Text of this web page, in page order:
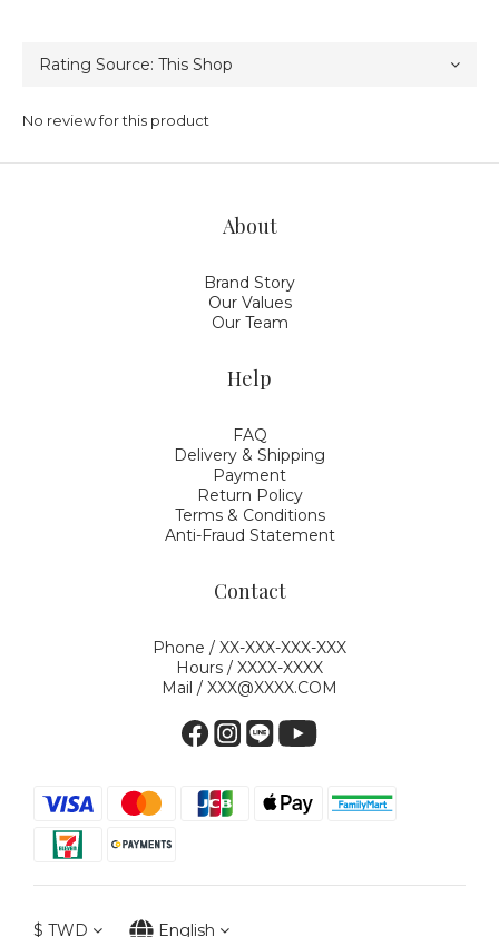
No review for this product
About
Brand Story
Our Values
Our Team
Help
FAQ
Delivery & Shipping
Payment
Return Policy
Terms & Conditions
Anti-Fraud Statement
Contact
Phone / XX-XXX-XXX-XXX
Hours / XXXX-XXXX
Mail / XXX@XXXX.COM
$ TWD English